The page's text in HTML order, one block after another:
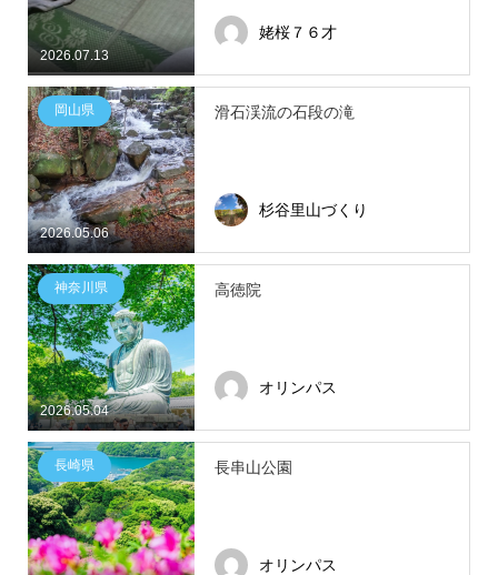
2026.07.13
姥桜７６才
2026.05.06
岡山県 滑石渓流の石段の滝
杉谷里山づくり
2026.05.04
神奈川県 高徳院
オリンパス
長崎県 長串山公園
オリンパス